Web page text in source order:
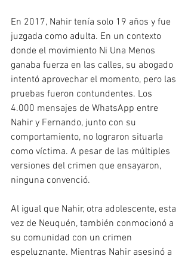
En 2017, Nahir tenía solo 19 años y fue
juzgada como adulta. En un contexto
donde el movimiento Ni Una Menos
ganaba fuerza en las calles, su abogado
intentó aprovechar el momento, pero las
pruebas fueron contundentes. Los
4.000 mensajes de WhatsApp entre
Nahir y Fernando, junto con su
comportamiento, no lograron situarla
como víctima. A pesar de las múltiples
versiones del crimen que ensayaron,
ninguna convenció.
Al igual que Nahir, otra adolescente, esta
vez de Neuquén, también conmocionó a
su comunidad con un crimen
espeluznante. Mientras Nahir asesinó a